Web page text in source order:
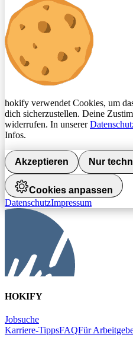
hokify verwendet Cookies, um
dich sicherzustellen. Deine
widerrufen. In unserer
Infos.
Akzeptieren Nur
Cookies anpassen
DatenschutzImpressum
HOKIFY
Jobsuche
Karriere-TippsFAQFür